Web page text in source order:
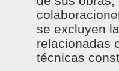
se excluyen
relacionadas
técnicas